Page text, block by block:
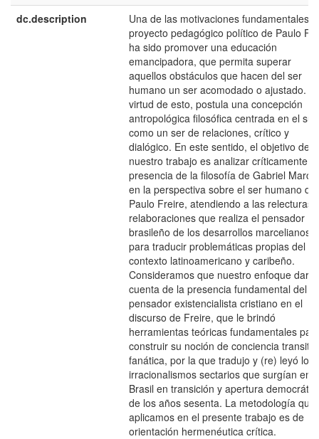
dc.description
Una de las motivaciones fundamentales
proyecto pedagógico político de Paulo
ha sido promover una educación
emancipadora, que permita superar
aquellos obstáculos que hacen del ser
humano un ser acomodado o ajustado.
virtud de esto, postula una concepción
antropológica filosófica centrada en el
como un ser de relaciones, crítico y
dialógico. En este sentido, el objetivo de
nuestro trabajo es analizar críticamente la
presencia de la filosofía de Gabriel Marcel
en la perspectiva sobre el ser humano de
Paulo Freire, atendiendo a las relecturas
relaboraciones que realiza el pensador
brasileño de los desarrollos marcelianos
para traducir problemáticas propias del
contexto latinoamericano y caribeño.
Consideramos que nuestro enfoque dará
cuenta de la presencia fundamental del
pensador existencialista cristiano en el
discurso de Freire, que le brindó
herramientas teóricas fundamentales
construir su noción de conciencia
fanática, por la que tradujo y (re) leyó los
irracionalismos sectarios que surgían en
Brasil en transición y apertura
de los años sesenta. La metodología que
aplicamos en el presente trabajo es de
orientación hermenéutica crítica.